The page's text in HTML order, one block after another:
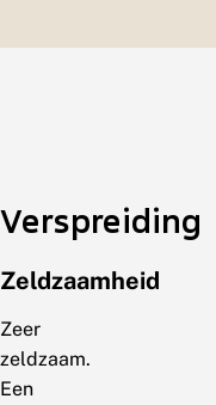
Verspreiding
Zeldzaamheid
Zeer
zeldzaam.
Een